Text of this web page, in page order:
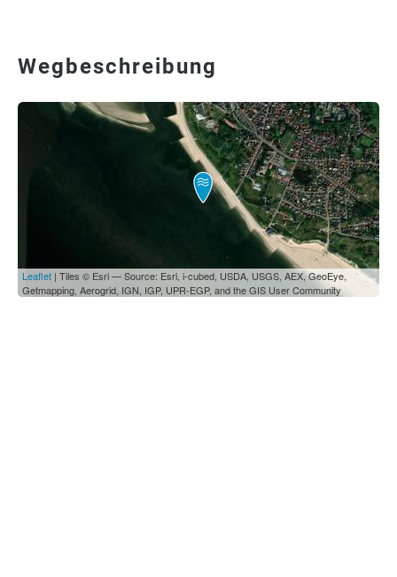
Wegbeschreibung
Leaflet | Tiles © Esri — Source: Esri, i-cubed, USDA, USGS, AEX, GeoEye,
Getmapping, Aerogrid, IGN, IGP, UPR-EGP, and the GIS User Community